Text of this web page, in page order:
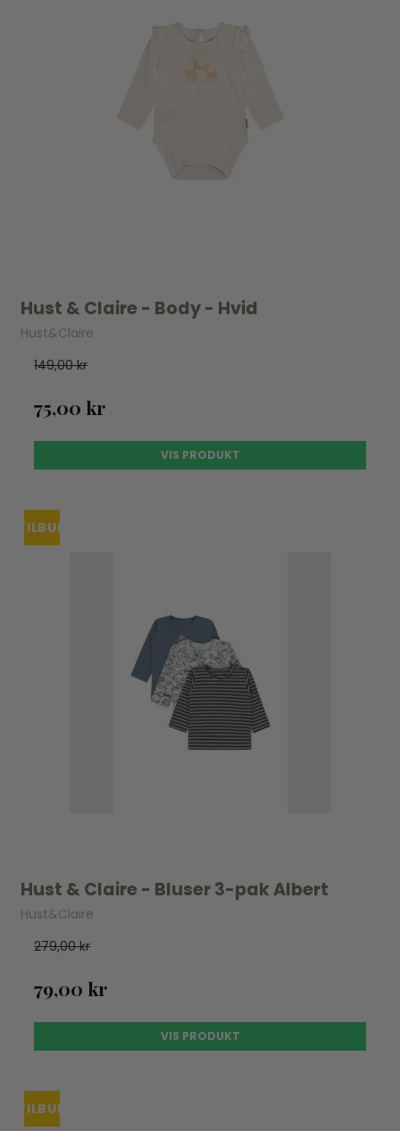
Hust & Claire - Body - Hvid
Hust&Claire
149,00 kr
75,00 kr
VIS PRODUKT
TILBUDUDSOLGT
Hust & Claire - Bluser 3-pak Albert
Hust&Claire
279,00 kr
79,00 kr
VIS PRODUKT
TILBUD